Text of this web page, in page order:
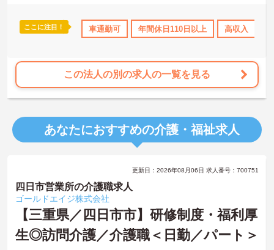
ここに注目！ 車通勤可 年間休日110日以上 高収入
この法人の別の求人の一覧を見る
あなたにおすすめの介護・福祉求人
更新日：2026年08月06日 求人番号：700751
四日市営業所の介護職求人
ゴールドエイジ株式会社
【三重県／四日市市】研修制度・福利厚
生◎訪問介護／介護職＜日勤／パート＞